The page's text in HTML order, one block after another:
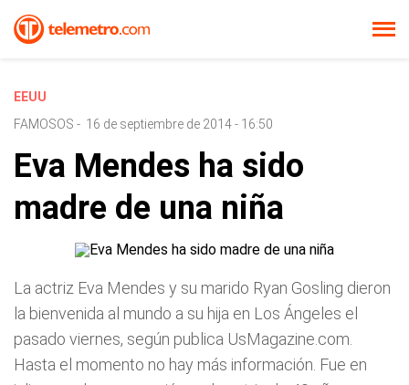
EEUU
FAMOSOS - 16 de septiembre de 2014 - 16:50
Eva Mendes ha sido
madre de una niña
La actriz Eva Mendes y su marido Ryan Gosling dieron
la bienvenida al mundo a su hija en Los Ángeles el
pasado viernes, según publica UsMagazine.com.
Hasta el momento no hay más información. Fue en